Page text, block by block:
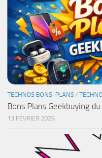
TECHNOS BONS-PLANS /
Bons Plans Geekbuying
13 FÉVRIER 2026